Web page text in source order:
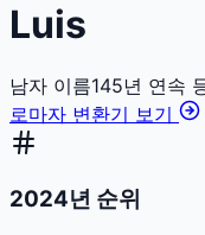
Luis
남자 이름145년 연속
로마자 변환기 보기
2024년 순위